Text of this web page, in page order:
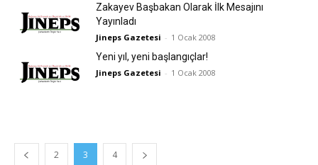
Zakayev Başbakan Olarak İlk Mesajını
Yayınladı
Jineps Gazetesi - 1 Ocak 2008
Yeni yıl, yeni başlangıçlar!
Jineps Gazetesi - 1 Ocak 2008
2 3 4